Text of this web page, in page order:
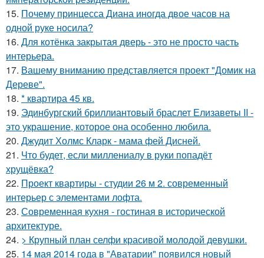
15. Почему принцесса Диана иногда двое часов на
одной руке носила?
16. Для котёнка закрытая дверь - это не просто часть
интерьера.
17. Вашему вниманию представляется проект "Домик на
Дереве".
18. * квартира 45 кв.
19. Эдинбургский бриллиантовый браслет Елизаветы II -
это украшение, которое она особенно любила.
20. Джудит Холмс Кларк - мама фей Дисней.
21. Что будет, если миллениалу в руки попадёт
хрущёвка?
22. Проект квартиры - студии 26 м 2. современный
интерьер с элементами лофта.
23. Современная кухня - гостиная в исторической
архитектуре.
24. > Крупный план селфи красивой молодой девушки.
25. 14 мая 2014 года в "Аватарии" появился новый